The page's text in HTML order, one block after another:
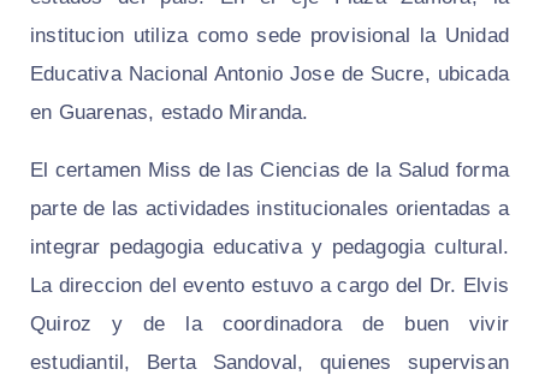
institucion utiliza como sede provisional la Unidad
Educativa Nacional Antonio Jose de Sucre, ubicada
en Guarenas, estado Miranda.
El certamen Miss de las Ciencias de la Salud forma
parte de las actividades institucionales orientadas a
integrar pedagogia educativa y pedagogia cultural.
La direccion del evento estuvo a cargo del Dr. Elvis
Quiroz y de la coordinadora de buen vivir
estudiantil, Berta Sandoval, quienes supervisan